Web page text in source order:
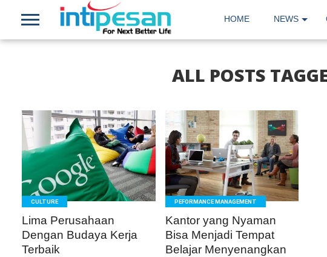
HOME NEWS
ALL POSTS
READ
MORE
CULTURE
Lima Perusahaan
Dengan Budaya Kerja
Terbaik
READ
MORE
PEFORMANCE MANAGEMENT
Kantor yang Nyaman
Bisa Menjadi Tempat
Belajar Menyenangkan